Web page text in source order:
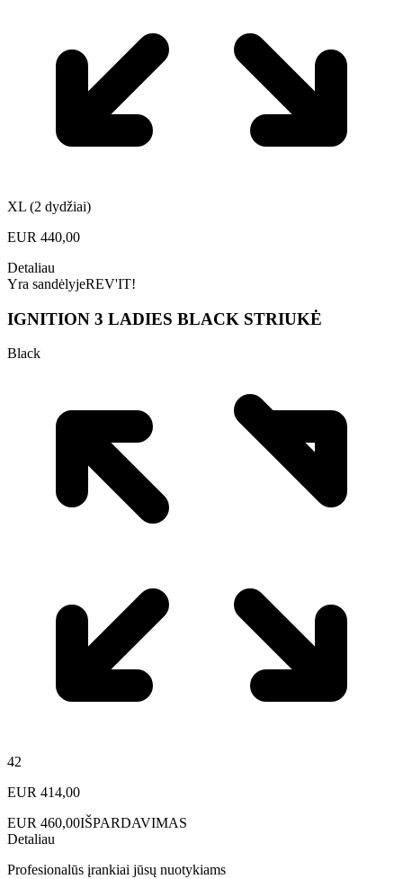
XL (2 dydžiai)
EUR 440,00
Detaliau
Yra sandėlyjeREV'IT!
IGNITION 3 LADIES BLACK STRIUKĖ
Black
42
EUR 414,00
EUR 460,00IŠPARDAVIMAS
Detaliau
Profesionalūs įrankiai jūsų nuotykiams